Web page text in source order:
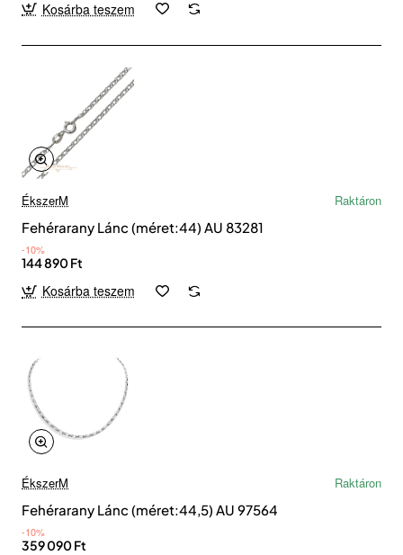
Kosárba teszem
ÉkszerM
Raktáron
Fehérarany Lánc (méret:44) AU 83281
-10%
144 890 Ft
Kosárba teszem
ÉkszerM
Raktáron
Fehérarany Lánc (méret:44,5) AU 97564
-10%
359 090 Ft